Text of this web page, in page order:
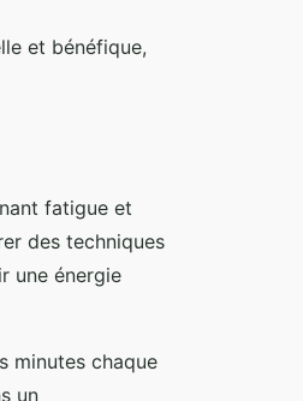
et bénéfique,
fatigue et
des techniques
une énergie
minutes chaque
un